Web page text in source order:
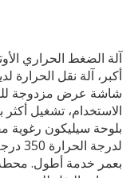
آلة الضغط الحراري
أكبر، آلة نقل الحرارة
شاشة عرض مزدوجة
الاستخدام، تشغيل
بلوحة سيليكون رغوية
بعمر خدمة أطول.